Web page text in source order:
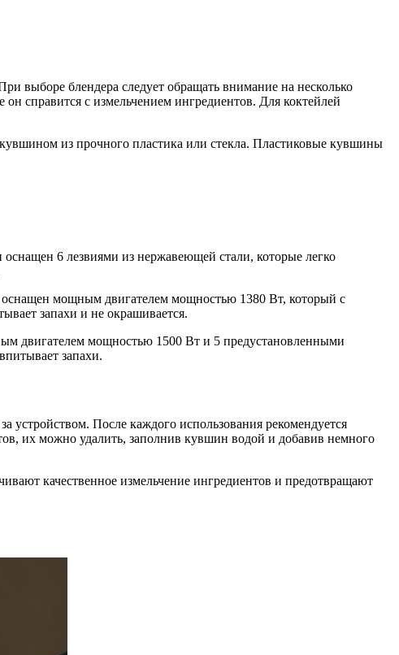
выборе блендера следует обращать внимание на несколько
справится с измельчением ингредиентов. Для коктейлей
из прочного пластика или стекла. Пластиковые кувшины
6 лезвиями из нержавеющей стали, которые легко
оснащен мощным двигателем мощностью 1380 Вт, который с
запахи и не окрашивается.
двигателем мощностью 1500 Вт и 5 предустановленными
запахи.
устройством. После каждого использования рекомендуется
их можно удалить, заполнив кувшин водой и добавив немного
качественное измельчение ингредиентов и предотвращают